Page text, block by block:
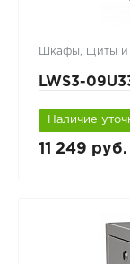
Шкафы, щиты и
LWS3-
Наличие
11 249 руб.